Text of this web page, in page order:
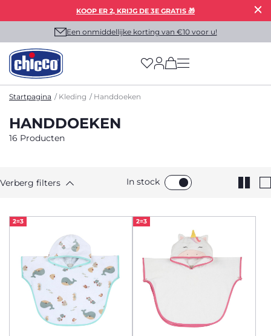
KOOP ER 2, KRIJG DE 3E GRATIS 🎁
Een onmiddellijke korting van €10 voor u!
(has more options
Startpagina Kleding Handdoeken
HANDDOEKEN
16 Producten
Verberg filters In stock
2=3 2=3